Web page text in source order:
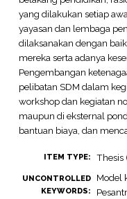
yang dilakukan setiap
yayasan dan lembaga
dilaksanakan dengan
mereka serta adanya
Pengembangan
pelibatan SDM dalam
workshop dan kegiatan
maupun di eksternal
bantuan biaya, dan
ITEM TYPE: Thesis
UNCONTROLLED
KEYWORDS:
Model